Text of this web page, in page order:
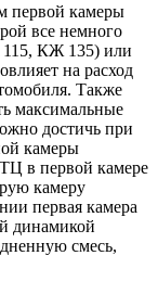
первой камеры
все немного
115, КЖ 135) или
на расход
Также
максимальные
достичь при
камеры
в первой камере
камеру
первая камера
динамикой
смесь,